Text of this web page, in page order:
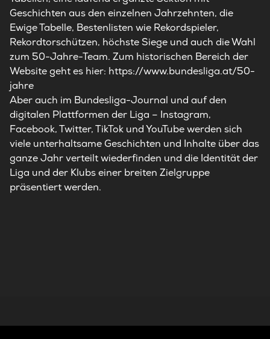
Geschichten aus den einzelnen Jahrzehnten, die
Ewige Tabelle, Bestenlisten wie Rekordspieler,
Rekordtorschützen, höchste Siege und auch die Wahl
zum 50-Jahre-Team. Zum historischen Bereich der
Website geht es hier: https://www.bundesliga.at/50-
jahre
Aber auch im Bundesliga-Journal und auf den
digitalen Plattformen der Liga – Instagram,
Facebook, Twitter, TikTok und YouTube werden sich
viele unterhaltsame Geschichten und Inhalte über das
ganze Jahr verteilt wiederfinden und die Identität der
Liga und der Klubs einer breiten Zielgruppe
präsentiert werden.